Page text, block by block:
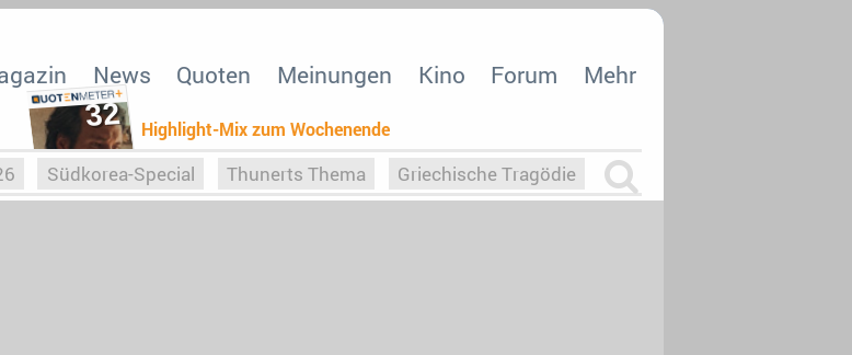
32 Highlight-Mix zum Wochenende
News Quoten Meinungen Kino Forum Mehr
Südkorea-Special Thunerts Thema Griechische Tragödie